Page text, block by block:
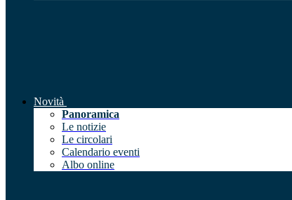
Novità
Panoramica
Le notizie
Le circolari
Calendario eventi
Albo online